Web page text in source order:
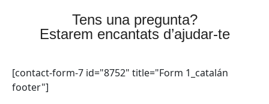
Tens una pregunta?
Estarem encantats d’ajudar-te
[contact-form-7 id="8752" title="Form 1_catalán
footer"]